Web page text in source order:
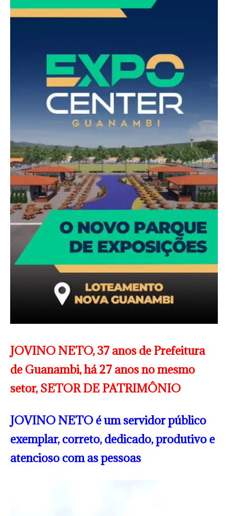
JOVINO NETO, 37 anos de Prefeitura
de Guanambi, há 27 anos no mesmo
setor, SETOR DE PATRIMÔNIO
JOVINO NETO é um servidor público
exemplar, correto, dedicado, produtivo e
atencioso com as pessoas